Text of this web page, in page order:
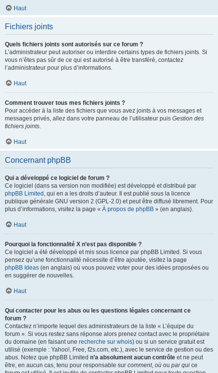
Haut
Fichiers joints
Quels fichiers joints sont autorisés sur ce forum ?
L’administrateur peut autoriser ou interdire certains types de fichiers joints. Si
vous n’êtes pas sûr de ce qui est autorisé à être transféré, contactez
l’administrateur pour plus d’informations.
Haut
Comment trouver tous mes fichiers joints ?
Pour accéder à la liste des fichiers que vous avez joints à vos messages et
messages privés, allez dans votre panneau de l’utilisateur puis Gestion des
fichiers joints.
Haut
Concernant phpBB
Qui a développé ce logiciel de forum ?
Ce logiciel (dans sa version non modifiée) est développé et distribué par
phpBB Limited , qui en a les droits d’auteur. Il est publié sous la licence
publique générale GNU version 2 (GPL-2.0) et peut être diffusé librement. Pour
plus d’informations, visitez la page « À propos de phpBB » (en anglais).
Haut
Pourquoi la fonctionnalité X n’est pas disponible ?
Ce logiciel a été développé et mis sous licence par phpBB Limited. Si vous
pensez qu’une fonctionnalité nécessite d’être ajoutée, visitez la page
phpBB Ideas (en anglais) où vous pouvez voter pour des idées proposées ou
en suggérer de nouvelles.
Haut
Qui contacter pour les abus ou les questions légales concernant ce
forum ?
Contactez n’importe lequel des administrateurs de la liste « L’équipe du
forum ». Si vous restez sans réponse alors prenez contact avec le propriétaire
du domaine (en faisant une recherche sur whois) ou si un service gratuit est
utilisé (exemple : Yahoo!, Free, f2s.com, etc.), avec le service de gestion ou des
abus. Notez que phpBB Limited n’a absolument aucun contrôle et ne peut
être, en aucun cas, tenu pour responsable sur comment, où ou par qui ce